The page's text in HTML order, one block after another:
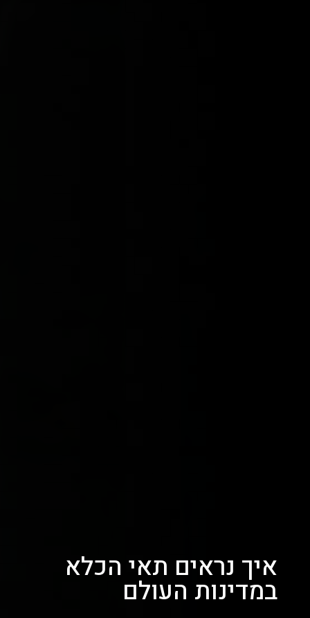
איך נראים תאי הכלא
במדינות העולם